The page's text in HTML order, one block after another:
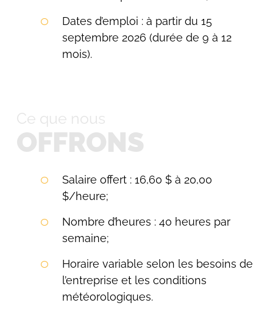
Dates d’emploi : à partir du 15
septembre 2026 (durée de 9 à 12
mois).
Ce que nous
OFFRONS
Salaire offert : 16,60 $ à 20,00
$/heure;
Nombre d’heures : 40 heures par
semaine;
Horaire variable selon les besoins de
l’entreprise et les conditions
météorologiques.